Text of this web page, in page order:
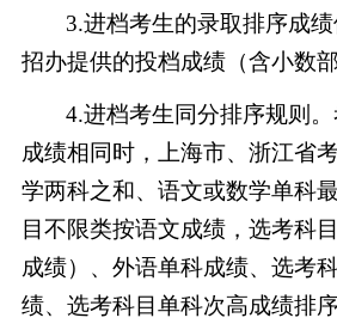
3.进档考生的录取排序成
招办提供的投档成绩（含小数部
4.进档考生同分排序规则
成绩相同时，上海市、浙江省
学两科之和、语文或数学单科
目不限类按语文成绩，选考科
成绩）、外语单科成绩、选考
绩、选考科目单科次高成绩排